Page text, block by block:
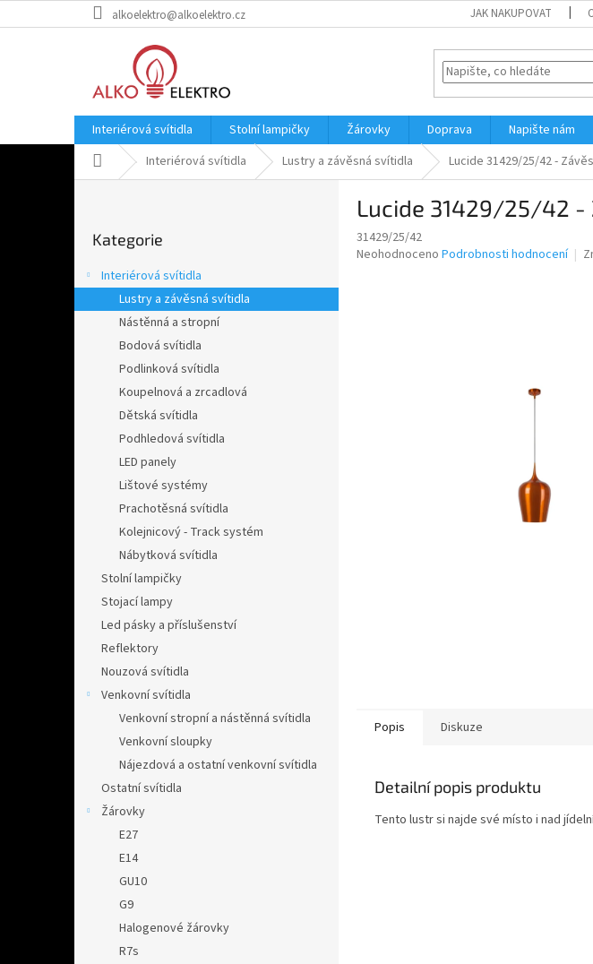
na
alkoelektro@alkoelektro.cz JAK NAKUPOVAT
Interiérová svítidla Stolní lampičky Žárovky Doprava
Napište nám
Domů Interiérová svítidla Lustry a závěsná svítidla Lucide 31429/25/42 -
a
n
kategorie
Kategorie
Interiérová svítidla
Lustry a závěsná svítidla
Nástěnná a stropní
Bodová svítidla
Podlinková svítidla
Koupelnová a zrcadlová
Dětská svítidla
Podhledová svítidla
LED panely
Lištové systémy
Prachotěsná svítidla
Kolejnicový - Track systém
Nábytková svítidla
Stolní lampičky
Stojací lampy
Led pásky a příslušenství
Reflektory
Nouzová svítidla
Venkovní svítidla
Venkovní stropní a nástěnná svítidla
Venkovní sloupky
Nájezdová a ostatní venkovní svítidla
Ostatní svítidla
Žárovky
E27
E14
GU10
G9
Halogenové žárovky
R7s
Lucide 31429/25/42 -
31429/25/42
Průměrné
Neohodnoceno Podrobnosti hodnocení
Popis Diskuze
Detailní popis produktu
Tento lustr si najde své místo i nad